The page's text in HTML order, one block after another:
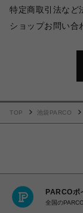
特定商取引法など
ショップお問い合
TOP 池袋PARCO
PARCOポ
全国の